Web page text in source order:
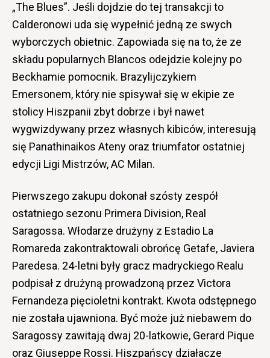
„The Blues”. Jeśli dojdzie do tej transakcji to
Calderonowi uda się wypełnić jedną ze swych
wyborczych obietnic. Zapowiada się na to, że ze
składu popularnych Blancos odejdzie kolejny po
Beckhamie pomocnik. Brazylijczykiem
Emersonem, który nie spisywał się w ekipie ze
stolicy Hiszpanii zbyt dobrze i był nawet
wygwizdywany przez własnych kibiców, interesują
się Panathinaikos Ateny oraz triumfator ostatniej
edycji Ligi Mistrzów, AC Milan.
Pierwszego zakupu dokonał szósty zespół
ostatniego sezonu Primera Division, Real
Saragossa. Włodarze drużyny z Estadio La
Romareda zakontraktowali obrońcę Getafe, Javiera
Paredesa. 24-letni były gracz madryckiego Realu
podpisał z drużyną prowadzoną przez Victora
Fernandeza pięcioletni kontrakt. Kwota odstępnego
nie została ujawniona. Być może już niebawem do
Saragossy zawitają dwaj 20-latkowie, Gerard Pique
oraz Giuseppe Rossi. Hiszpańscy działacze